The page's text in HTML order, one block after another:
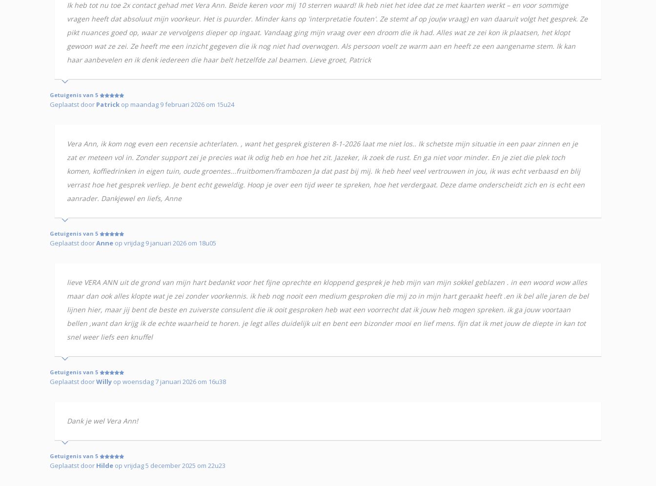
Ik heb tot nu toe 2x contact gehad met Vera Ann. Beide keren voor mij 10 sterren waard! Ik heb niet het idee dat ze met kaarten werkt – en voor sommige
vragen heeft dat absoluut mijn voorkeur. Het is puurder. Minder kans op 'interpretatie fouten'. Ze stemt af op jou(w vraag) en van daaruit volgt het gesprek. Ze
pikt nuances goed op, waar ze vervolgens dieper op ingaat. Vandaag ging mijn vraag over een droom die ik had. Alles wat ze zei kon ik plaatsen, het klopt
gewoon wat ze zei. Ze heeft me een inzicht gegeven die ik nog niet had overwogen. Als persoon voelt ze warm aan en heeft ze een aangename stem. Ik kan
haar aanbevelen en ik denk iedereen die haar belt hetzelfde zal beamen. Lieve groet, Patrick
Getuigenis van 5
Geplaatst door Patrick op maandag 9 februari 2026 om 15u24
Vera Ann, ik kom nog even een recensie achterlaten. , want het gesprek gisteren 8-1-2026 laat me niet los.. Ik schetste mijn situatie in een paar zinnen en je
zat er meteen vol in. Zonder support zei je precies wat ik odig heb en hoe het zit. Jazeker, ik zoek de rust. En ga niet voor minder. En je ziet die plek toch
komen, koffiedrinken in eigen tuin, oude groentes...fruitbomen/frambozen Ja dat past bij mij. Ik heb heel veel vertrouwen in jou, ik was echt verbaasd en blij
verrast hoe het gesprek verliep. Je bent echt geweldig. Hoop je over een tijd weer te spreken, hoe het verdergaat. Deze dame onderscheidt zich en is echt een
aanrader. Dankjewel en liefs, Anne
Getuigenis van 5
Geplaatst doorAnne op vrijdag 9 januari 2026 om 18u05
lieve VERA ANN uit de grond van mijn hart bedankt voor het fijne oprechte en kloppend gesprek je heb mijn van mijn sokkel geblazen . in een woord wow alles
maar dan ook alles klopte wat je zei zonder voorkennis. ik heb nog nooit een medium gesproken die mij zo in mijn hart geraakt heeft .en ik bel alle jaren de bel
lijnen hier, maar jij bent de beste en zuiverste consulent die ik ooit gesproken heb wat een voorrecht dat ik jouw heb mogen spreken. ik ga jouw voortaan
bellen ,want dan krijg ik de echte waarheid te horen. je legt alles duidelijk uit en bent een bizonder mooi en lief mens. fijn dat ik met jouw de diepte in kan tot
snel weer liefs een knuffel
Getuigenis van 5
Geplaatst doorWilly op woensdag 7 januari 2026 om 16u38
Dank je wel Vera Ann!
Getuigenis van 5
Geplaatst door Hilde op vrijdag 5 december 2025 om 22u23